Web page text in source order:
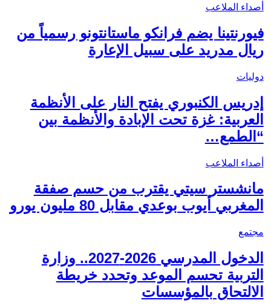
أصداء الملاعب
فيورنتينا يضم فرانكو ماستانتونو رسمياً من
ريال مدريد على سبيل الإعارة
دوليات
إدريس الكنبوري يفتح النار على الأنظمة
العربية: غزة تحت الإبادة والأنظمة بين
“الطمع…
أصداء الملاعب
مانشستر سيتي يقترب من حسم صفقة
المغربي أيوب بوعدي مقابل 80 مليون يورو
مجتمع
الدخول المدرسي 2026-2027.. وزارة
التربية تحسم الموعد وتحدد خريطة
الالتحاق بالمؤسسات